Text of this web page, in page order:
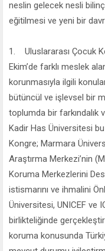
neslin gelecek nesli
eğitilmesi ve yeni bir
1. Uluslararası Çocuk
Ekim’de farklı meslek
korunmasıyla ilgili
bütüncül ve işlevsel bir
toplumda bir farkındalık
Kadir Has Üniversitesi
Kongre; Marmara
Araştırma Merkezi’nin
Koruma Merkezlerini
istismarını ve ihmalini
Üniversitesi, UNICEF ve
birlikteliğinde
koruma konusunda